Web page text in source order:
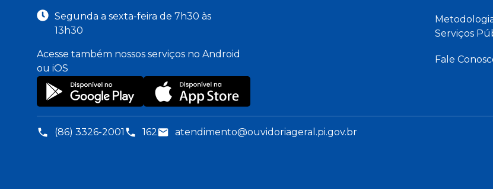
Segunda a sexta-feira de 7h30 às
13h30
Acesse também nossos serviços no Android
ou iOS
Serviços
Fale
(86) 3326-2001 162 atendimento@ouvidoriageral.pi.gov.br